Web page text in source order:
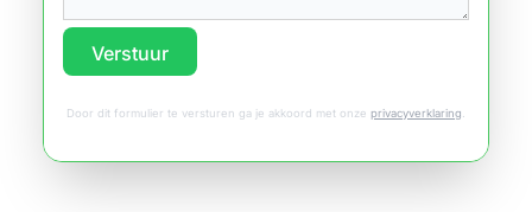
Verstuur
Door dit formulier te versturen ga je akkoord met onze privacyverklaring.